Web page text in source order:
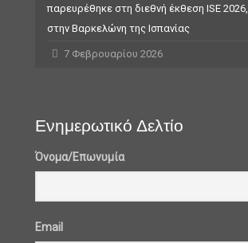
παρευρέθηκε στη διεθνή έκθεση ISE 2026,
στην Βαρκελώνη της Ισπανίας
7 Φεβρουαρίου 2026
Ενημερωτικό Δελτίο
Όνομα/Επωνυμία
Email